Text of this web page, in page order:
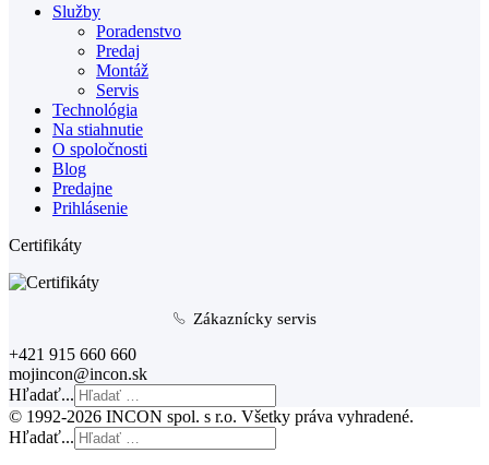
Služby
Poradenstvo
Predaj
Montáž
Servis
Technológia
Na stiahnutie
O spoločnosti
Blog
Predajne
Prihlásenie
Certifikáty
Zákaznícky servis
+421 915 660 660
mojincon@incon.sk
Hľadať...
© 1992-2026 INCON spol. s r.o. Všetky práva vyhradené.
Hľadať...